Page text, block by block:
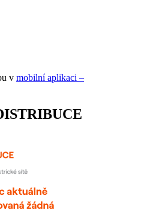
v mobilní aplikaci –